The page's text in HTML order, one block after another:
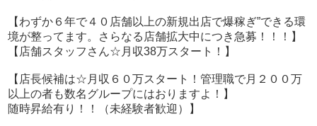
②店舗スタッフ（未経験者歓迎）急募！！！
店舗拡大中につき急募
パソコンの操作の経験は必要ありません。
先輩が優しく教えてくれますので未経験でも大丈夫です。
【わずか６年で４０店舗以上の新規出店で爆稼ぎ”できる環
境が整ってます。さらなる店舗拡大中につき急募！！！】
【店舗スタッフさん☆月収38万スタート！】
【店長候補は☆月収６０万スタート！管理職で月２００万
以上の者も数名グループにはおりますよ！】
随時昇給有り！！（未経験者歓迎）】